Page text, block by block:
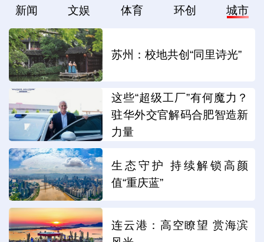
新闻 文娱 体育 环创 城市
苏州：校地共创“同里诗光”
这些“超级工厂”有何魔力？
驻华外交官解码合肥智造新
力量
生态守护 持续解锁高颜
值“重庆蓝”
连云港：高空瞭望 赏海滨